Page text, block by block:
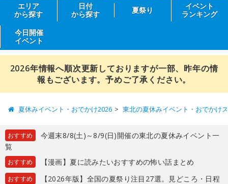
エリア
から探す
日付
から探す
夏祭り
イベント
ランキング
今日開催
イベント
2026年情報へ順次更新しておりますが一部、昨年の情
報もございます。予めご了承ください。
夏休みイベント・おでかけ2026 東北の夏休みイベント・おでかけ
おすすめ
今週末8/8(土)～8/9(日)開催の東北の夏休みイベント一
覧
おすすめ 【漫画】夏に読みたいおすすめの怖い話まとめ
おすすめ
【2026年版】全国の夏祭り注目27選。見どころ・日程